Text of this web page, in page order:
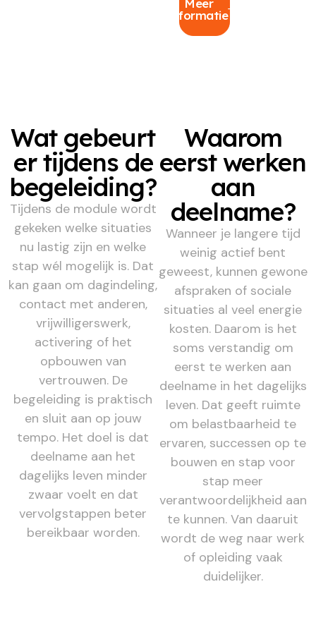
Meer
informatie
Wat gebeurt
er tijdens de
begeleiding?
Tijdens de module wordt
gekeken welke situaties
nu lastig zijn en welke
stap wél mogelijk is. Dat
kan gaan om dagindeling,
contact met anderen,
vrijwilligerswerk,
activering of het
opbouwen van
vertrouwen. De
begeleiding is praktisch
en sluit aan op jouw
tempo. Het doel is dat
deelname aan het
dagelijks leven minder
zwaar voelt en dat
vervolgstappen beter
bereikbaar worden.
Waarom
eerst werken
aan
deelname?
Wanneer je langere tijd
weinig actief bent
geweest, kunnen gewone
afspraken of sociale
situaties al veel energie
kosten. Daarom is het
soms verstandig om
eerst te werken aan
deelname in het dagelijks
leven. Dat geeft ruimte
om belastbaarheid te
ervaren, successen op te
bouwen en stap voor
stap meer
verantwoordelijkheid aan
te kunnen. Van daaruit
wordt de weg naar werk
of opleiding vaak
duidelijker.